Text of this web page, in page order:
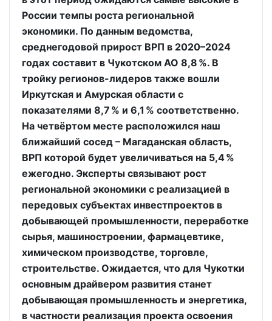
России темпы роста региональной
экономики. По данным ведомства,
среднегодовой прирост ВРП в 2020–2024
годах составит в Чукотском АО 8,8 %. В
тройку регионов-лидеров также вошли
Иркутская и Амурская области с
показателями 8,7 % и 6,1 % соответственно.
На четвёртом месте расположился наш
ближайший сосед – Магаданская область,
ВРП которой будет увеличиваться на 5,4 %
ежегодно. Эксперты связывают рост
региональной экономики с реализацией в
передовых субъектах инвестпроектов в
добывающей промышленности, переработке
сырья, машиностроении, фармацевтике,
химическом производстве, торговле,
строительстве. Ожидается, что для Чукотки
основным драйвером развития станет
добывающая промышленность и энергетика,
в частности реализация проекта освоения